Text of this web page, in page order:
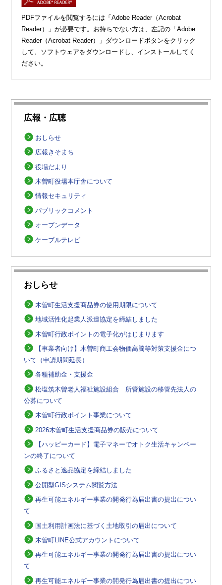
広報・広聴
おしらせ
広報きそまち
役場だより
木曽町役場本庁舎について
情報セキュリティ
パブリックコメント
オープンデータ
ケーブルテレビ
おしらせ
木曽町生活支援商品券の使用期限について
地域活性化起業人派遣協定を締結しました
木曽町行政ポイントの電子化がはじまります
【事業者向け】木曽町商工会物価高騰等対策支援金につ
いて（申請期間延長）
各種補助金・支援金
松塩筑木曽老人福祉施設組合 所管施設の移管先法人の
公募について
木曽町行政ポイント事業について
2026木曽町生活支援商品券の販売について
【ハッピーカード】電子マネーでオトク生活キャンペー
ンの終了について
ふるさと逸品協定を締結しました
公開型GISシステム閲覧方法
再生可能エネルギー事業の開発行為届出書の提出につい
て
国土利用計画法に基づく土地取引の届出について
木曽町LINE公式アカウントについて
再生可能エネルギー事業の開発行為届出書の提出につい
て
再生可能エネルギー事業の開発行為届出書の提出につい
PDFファイルを閲覧するには「Adobe Reader（Acrobat
Reader）」が必要です。お持ちでない方は、左記の「Adobe
Reader（Acrobat Reader）」ダウンロードボタンをクリック
して、ソフトウェアをダウンロードし、インストールしてく
ださい。